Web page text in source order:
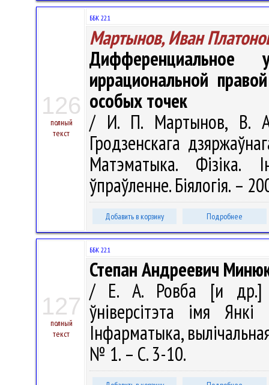
126
полный
текст
ББК 22.1
Мартынов, Иван
Дифференциальное
иррациональной
особых точек
/ И. П. Мартынов, В.
Гродзенскага
Матэматыка. Фізіка.
ўпраўленне. Біялогія. –
Добавить в корзину Подробнее
127
полный
текст
ББК 22.1
Степан Андреевич
/ Е. А. Ровба [и др.] //
ўніверсітэта імя
Інфарматыка,
№ 1. – С. 3-10.